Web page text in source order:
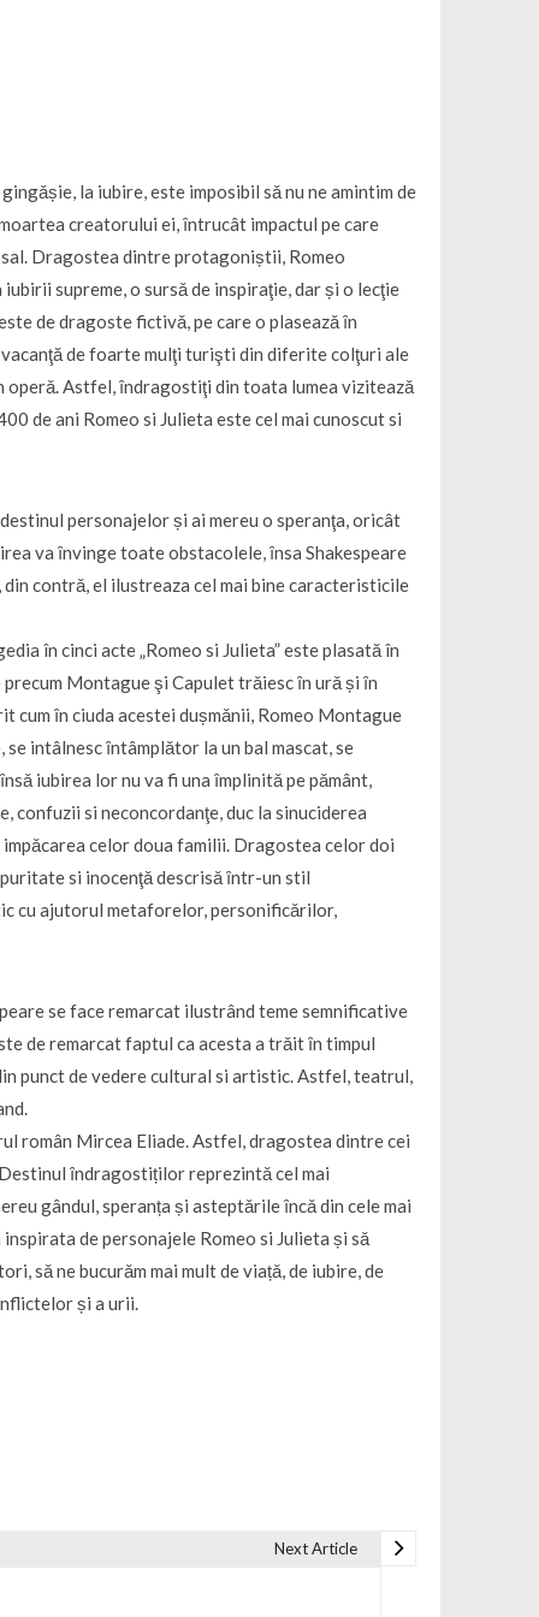
la iubire, este imposibil sǎ nu ne amintim de
creatorului ei, ȋntrucât impactul pe care
Dragostea dintre protagoniștii, Romeo
supreme, o sursǎ de inspiraţie, dar și o lecţie
de dragoste fictivǎ, pe care o plaseazǎ ȋn
de foarte mulţi turişti din diferite colţuri ale
operǎ. Astfel, ȋndragostiţi din toata lumea viziteazǎ
de ani Romeo si Julieta este cel mai cunoscut si
personajelor și ai mereu o speranţa, oricât
va ȋnvinge toate obstacolele, ȋnsa Shakespeare
contrǎ, el ilustreaza cel mai bine caracteristicile
în cinci acte „Romeo si Julieta” este plasată în
Montague şi Capulet trǎiesc ȋn urǎ și ȋn
ȋn ciuda acestei dușmǎnii, Romeo Montague
intâlnesc ȋntâmplǎtor la un bal mascat, se
iubirea lor nu va fi una ȋmplinitǎ pe pǎmânt,
confuzii si neconcordanţe, duc la sinuciderea
celor doua familii. Dragostea celor doi
si inocenţǎ descrisǎ ȋntr-un stil
cu ajutorul metaforelor, personificǎrilor,
se face remarcat ilustrând teme semnificative
de remarcat faptul ca acesta a trǎit ȋn timpul
punct de vedere cultural si artistic. Astfel, teatrul,
român Mircea Eliade. Astfel, dragostea dintre cei
ȋndragostiților reprezintǎ cel mai
gândul, speranța și asteptǎrile ȋncǎ din cele mai
de personajele Romeo si Julieta și sǎ
sǎ ne bucurǎm mai mult de viațǎ, de iubire, de
și a urii.
Next Article